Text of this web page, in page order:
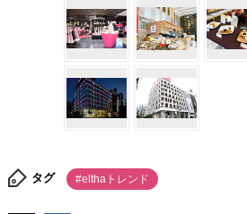
タグ #elthaトレンド